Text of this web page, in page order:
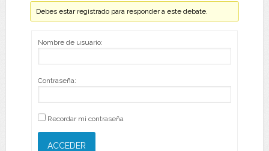
Debes estar registrado para responder a este debate.
Nombre de usuario:
Contraseña:
Recordar mi contraseña
ACCEDER